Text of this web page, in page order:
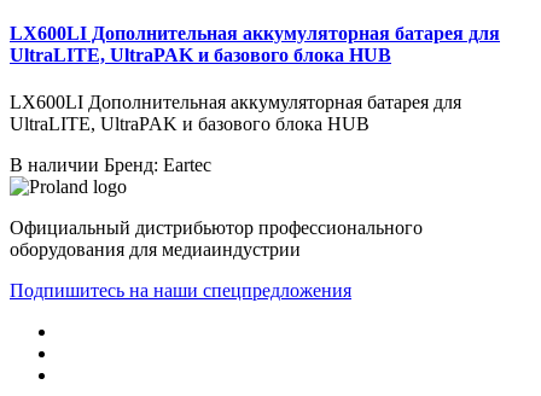
LX600LI Дополнительная аккумуляторная батарея для
UltraLITE, UltraPAK и базового блока HUB
LX600LI Дополнительная аккумуляторная батарея для
UltraLITE, UltraPAK и базового блока HUB
В наличии Бренд: Eartec
Официальный дистрибьютор профессионального
оборудования для медиаиндустрии
Подпишитесь на наши спецпредложения